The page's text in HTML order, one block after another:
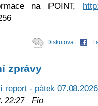
na iPOINT,
Diskutovat
zprávy
report - pátek 07.08.2026
22:27Fio